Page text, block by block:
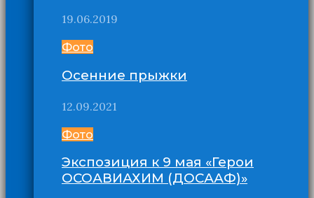
19.06.2019
Фото
Осенние прыжки
12.09.2021
Фото
Экспозиция к 9 мая «Герои
ОСОАВИАХИМ (ДОСААФ)»